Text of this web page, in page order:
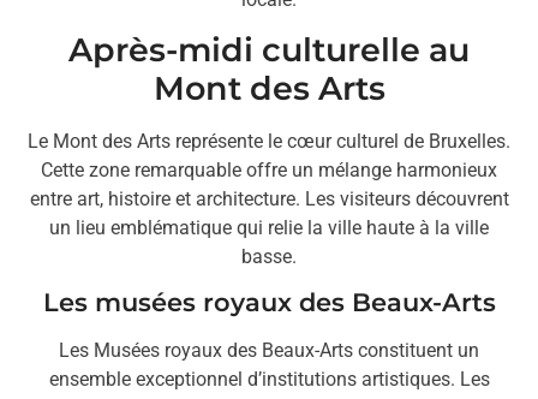
Après-midi culturelle au
Mont des Arts
Le Mont des Arts représente le cœur culturel de Bruxelles.
Cette zone remarquable offre un mélange harmonieux
entre art, histoire et architecture. Les visiteurs découvrent
un lieu emblématique qui relie la ville haute à la ville
basse.
Les musées royaux des Beaux-Arts
Les Musées royaux des Beaux-Arts constituent un
ensemble exceptionnel d’institutions artistiques. Les